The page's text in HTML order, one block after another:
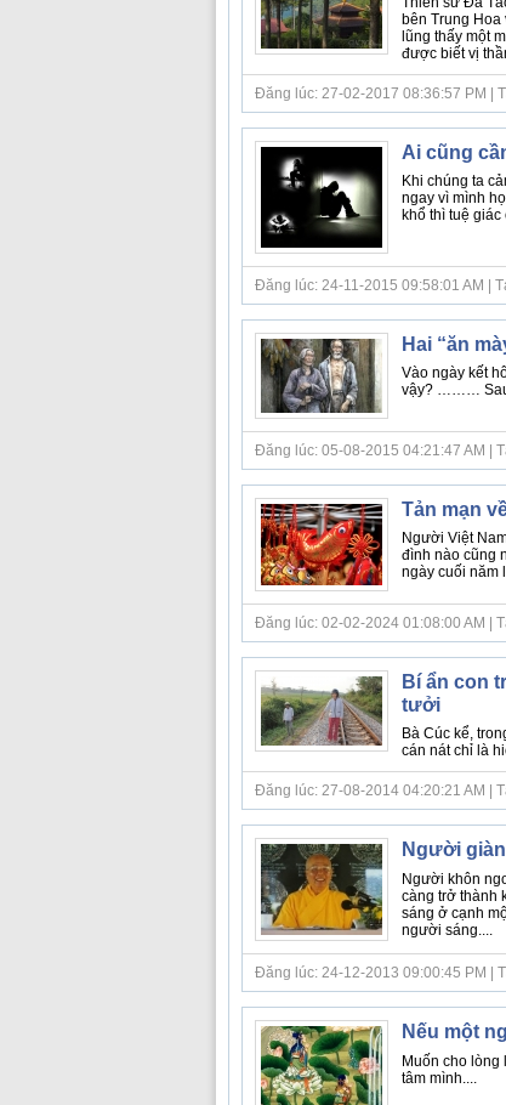
bên Trung Hoa
lũng thấy một
được biết vị
Đăng lúc: 27-02-2017 08:36:57 PM |
Ai cũng
Khi chúng ta
ngay vì mình
khổ thì tuệ giác
Đăng lúc: 24-11-2015 09:58:01 AM |
Hai “ăn
Vào ngày kết
vậy? ……… Sau
Đăng lúc: 05-08-2015 04:21:47 AM |
Tản mạn
Người Việt
đình nào cũng
ngày cuối năm
Đăng lúc: 02-02-2024 01:08:00 AM |
Bí ẩn con
tưởi
Bà Cúc kể,
cán nát chỉ là
Đăng lúc: 27-08-2014 04:20:21 AM |
Người
Người khôn
càng trở thành
sáng ở cạnh
người sáng....
Đăng lúc: 24-12-2013 09:00:45 PM |
Nếu một
Muốn cho lòng
tâm mình....